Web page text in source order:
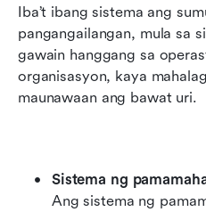
Iba’t ibang sistema ang
pangangailangan, mula sa
gawain hanggang sa
organisasyon, kaya
maunawaan ang bawat uri.
Ang sistema ng